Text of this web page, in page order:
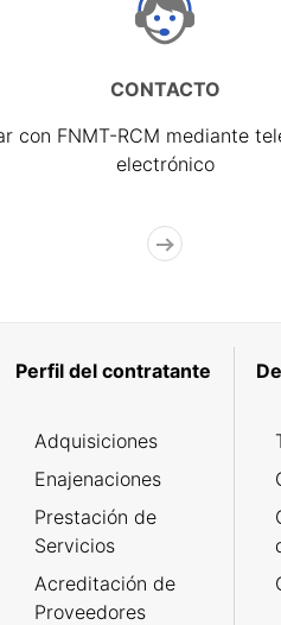
CONTACTO
con FNMT-RCM mediante
electrónico
Perfil del contratante
Adquisiciones
Enajenaciones
Prestación de
Servicios
Acreditación de
Proveedores